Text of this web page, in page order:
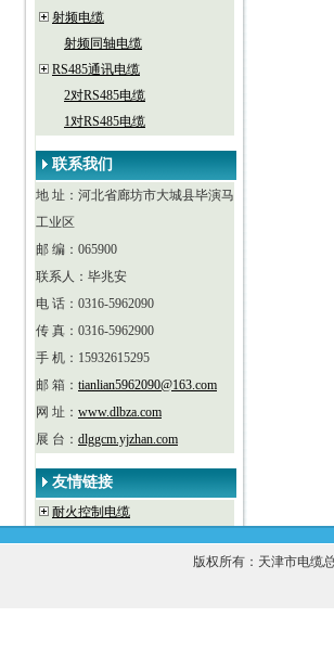
射频电缆
射频同轴电缆
RS485通讯电缆
2对RS485电缆
1对RS485电缆
联系我们
地 址：河北省廊坊市大城县毕演马
工业区
邮 编：065900
联系人：毕兆安
电 话：0316-5962090
传 真：0316-5962900
手 机：15932615295
邮 箱： tianlian5962090@163.com
网 址： www.dlbza.com
展 台： dlggcm.yjzhan.com
友情链接
耐火控制电缆
版权所有：天津市电